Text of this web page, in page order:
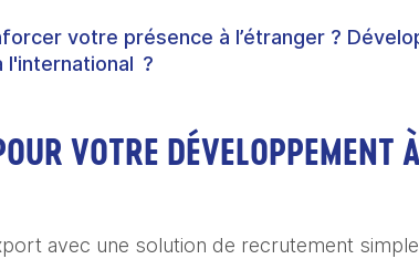
votre présence à l’étranger ?
l'international ?
VOTRE DÉVELOPPEMENT À
avec une solution de recrutement